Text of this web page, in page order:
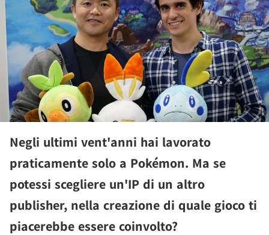
Negli ultimi vent'anni hai lavorato
praticamente solo a Pokémon. Ma se
potessi scegliere un'IP di un altro
publisher, nella creazione di quale gioco ti
piacerebbe essere coinvolto?